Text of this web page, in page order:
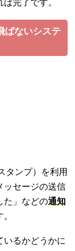
完了です。
ばないシステ
タンプ）を利用
ッセージの送信
た」などの通知
いるかどうかに